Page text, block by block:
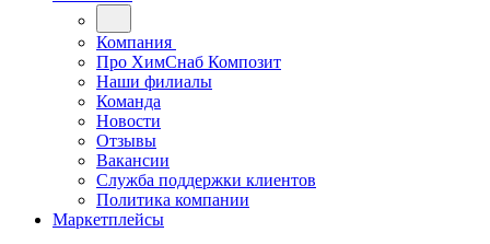
Компания
Про ХимСнаб Композит
Наши филиалы
Команда
Новости
Отзывы
Вакансии
Служба поддержки клиентов
Политика компании
Маркетплейсы